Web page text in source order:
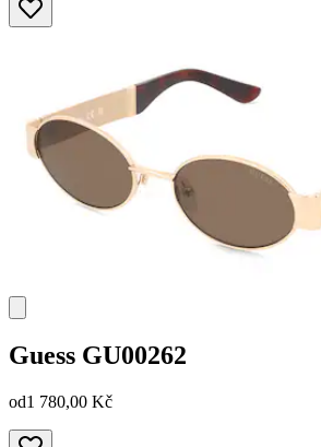
Guess GU00262
od1 780,00 Kč